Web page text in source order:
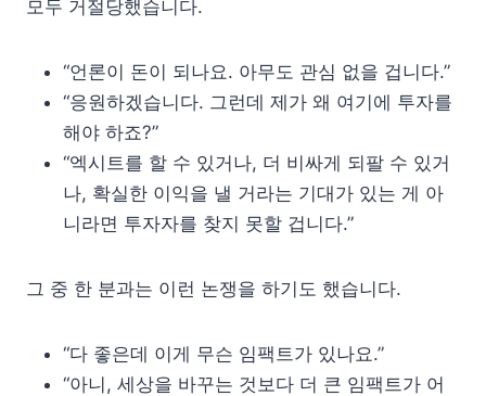
모두 거절당했습니다.
“언론이 돈이 되나요. 아무도 관심 없을 겁니다.”
“응원하겠습니다. 그런데 제가 왜 여기에 투자를
해야 하죠?”
“엑시트를 할 수 있거나, 더 비싸게 되팔 수 있거
나, 확실한 이익을 낼 거라는 기대가 있는 게 아
니라면 투자자를 찾지 못할 겁니다.”
그 중 한 분과는 이런 논쟁을 하기도 했습니다.
“다 좋은데 이게 무슨 임팩트가 있나요.”
“아니, 세상을 바꾸는 것보다 더 큰 임팩트가 어